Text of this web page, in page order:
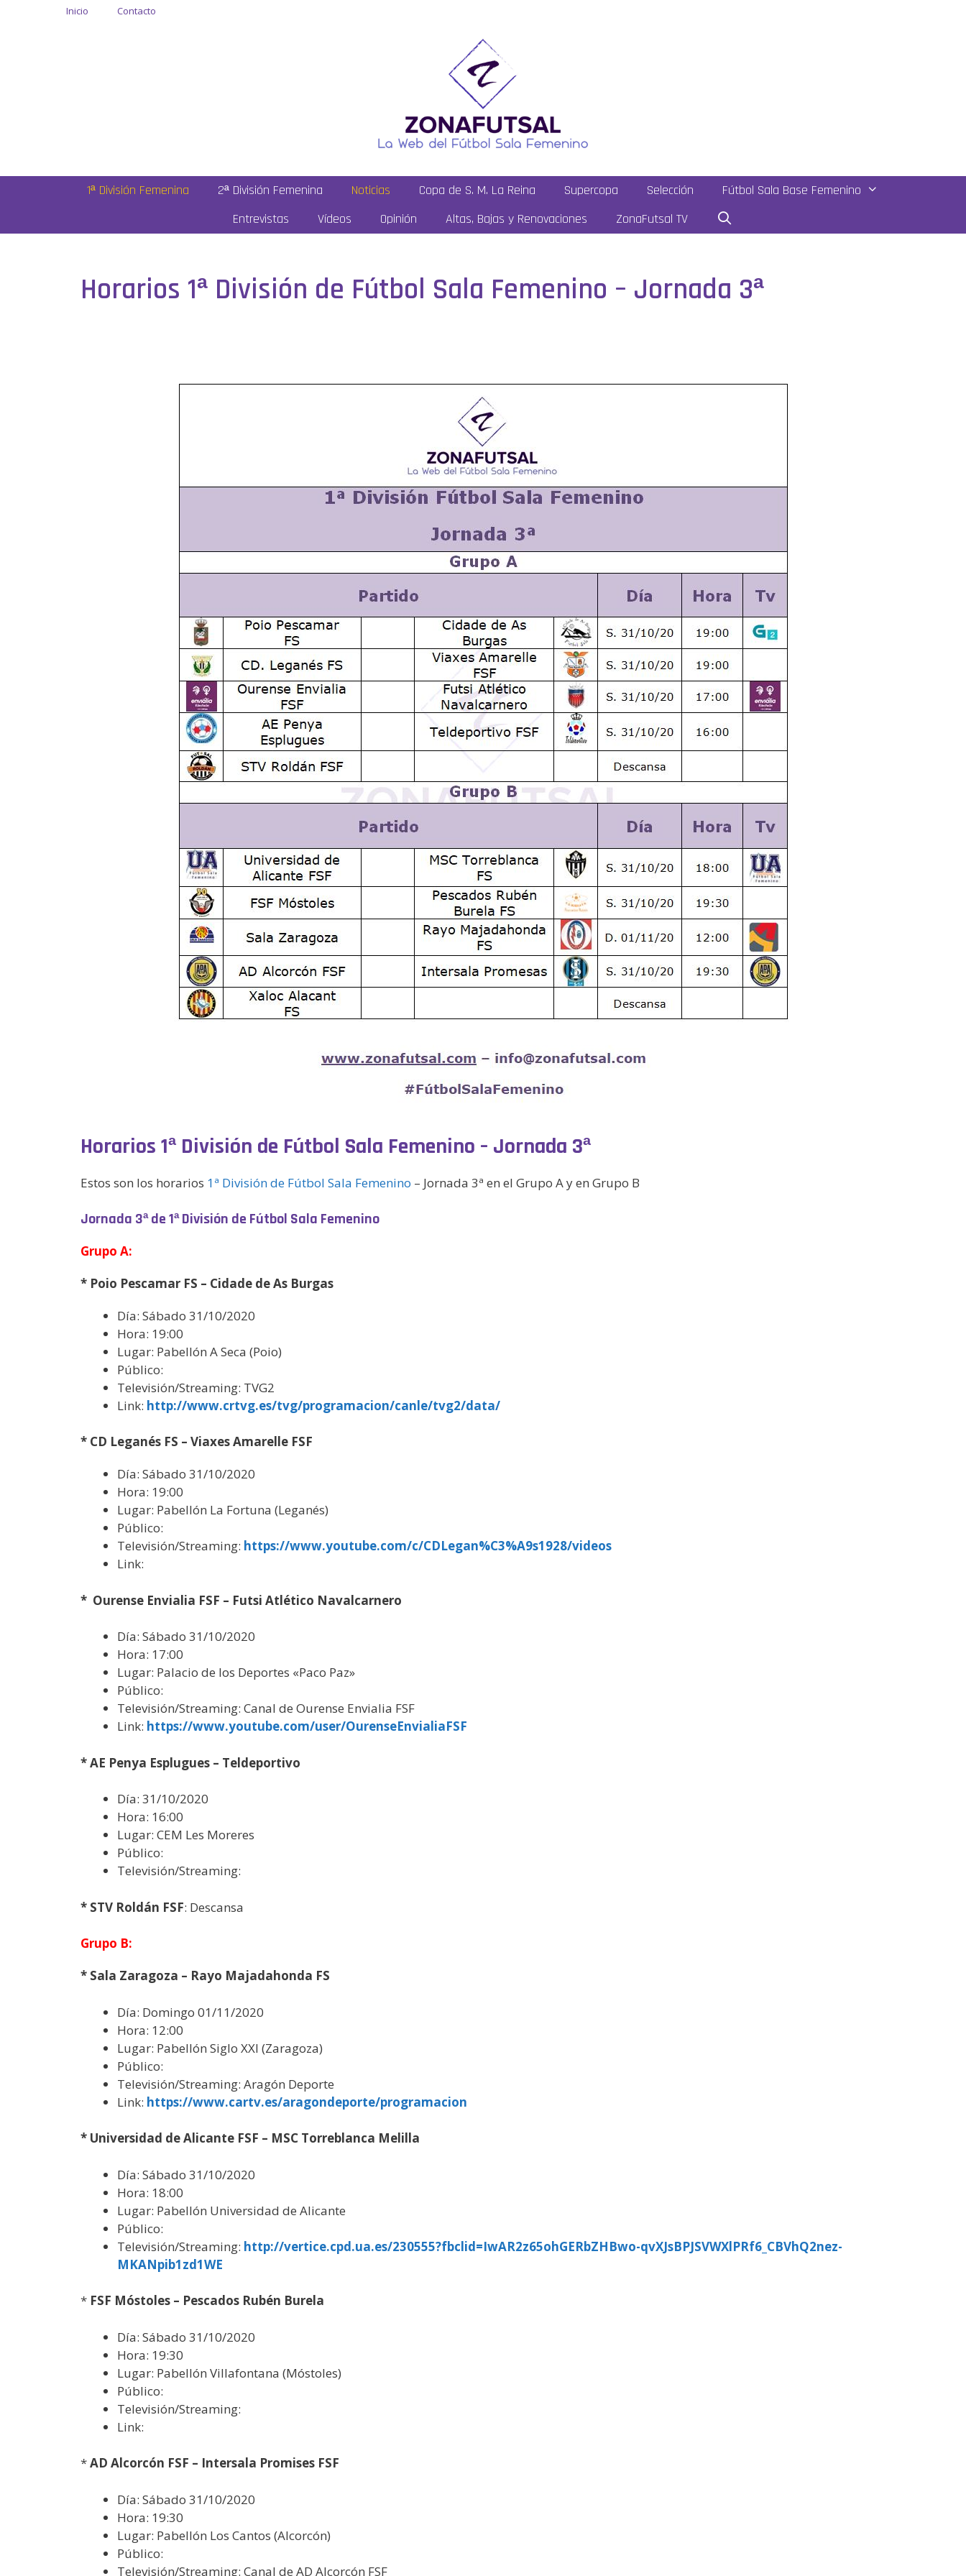
Inicio Contacto
1ª División Femenina 2ª División Femenina Noticias Copa de S. M. La Reina Supercopa Selección
Fútbol Sala Base Femenino
Entrevistas
Vídeos Opinión Altas, Bajas y Renovaciones ZonaFutsal TV
Horarios 1ª División de Fútbol Sala Femenino – Jornada 3ª
Horarios 1ª División de Fútbol Sala Femenino – Jornada 3ª
Estos son los horarios 1ª División de Fútbol Sala Femenino – Jornada 3ª en el Grupo A y en Grupo B
Jornada 3ª de 1ª División de Fútbol Sala Femenino
Grupo A:
* Poio Pescamar FS – Cidade de As Burgas
Día: Sábado 31/10/2020
Hora: 19:00
Lugar: Pabellón A Seca (Poio)
Público:
Televisión/Streaming: TVG2
Link: http://www.crtvg.es/tvg/programacion/canle/tvg2/data/
* CD Leganés FS – Viaxes Amarelle FSF
Día: Sábado 31/10/2020
Hora: 19:00
Lugar: Pabellón La Fortuna (Leganés)
Público:
Televisión/Streaming: https://www.youtube.com/c/CDLegan%C3%A9s1928/videos
Link:
* Ourense Envialia FSF – Futsi Atlético Navalcarnero
Día: Sábado 31/10/2020
Hora: 17:00
Lugar: Palacio de los Deportes «Paco Paz»
Público:
Televisión/Streaming: Canal de Ourense Envialia FSF
Link: https://www.youtube.com/user/OurenseEnvialiaFSF
* AE Penya Esplugues – Teldeportivo
Día: 31/10/2020
Hora: 16:00
Lugar: CEM Les Moreres
Público:
Televisión/Streaming:
* STV Roldán FSF: Descansa
Grupo B:
* Sala Zaragoza – Rayo Majadahonda FS
Día: Domingo 01/11/2020
Hora: 12:00
Lugar: Pabellón Siglo XXI (Zaragoza)
Público:
Televisión/Streaming: Aragón Deporte
Link: https://www.cartv.es/aragondeporte/programacion
* Universidad de Alicante FSF – MSC Torreblanca Melilla
Día: Sábado 31/10/2020
Hora: 18:00
Lugar: Pabellón Universidad de Alicante
Público:
Televisión/Streaming: http://vertice.cpd.ua.es/230555?fbclid=IwAR2z65ohGERbZHBwo-qvXJsBPJSVWXlPRf6_CBVhQ2nez-
MKANpib1zd1WE
* FSF Móstoles – Pescados Rubén Burela
Día: Sábado 31/10/2020
Hora: 19:30
Lugar: Pabellón Villafontana (Móstoles)
Público:
Televisión/Streaming:
Link:
*AD Alcorcón FSF – Intersala Promises FSF
Día: Sábado 31/10/2020
Hora: 19:30
Lugar: Pabellón Los Cantos (Alcorcón)
Público:
Televisión/Streaming: Canal de AD Alcorcón FSF